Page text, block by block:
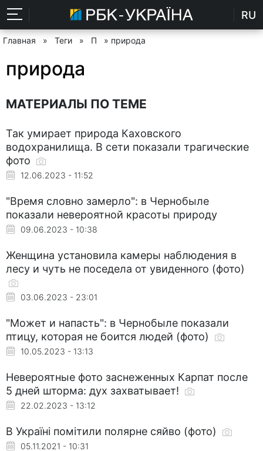
RU
Главная » Теги » П » природа
природа
МАТЕРИАЛЫ ПО ТЕМЕ
Так умирает природа Каховского
водохранилища. В сети показали трагические
фото
12.06.2023 - 11:52
"Время словно замерло": в Чернобыле
показали невероятной красоты природу
09.06.2023 - 10:38
Женщина установила камеры наблюдения в
лесу и чуть не поседела от увиденного (фото)
03.06.2023 - 23:01
"Может и напасть": в Чернобыле показали
птицу, которая не боится людей (фото)
10.05.2023 - 13:13
Невероятные фото заснеженных Карпат после
5 дней шторма: дух захватывает!
22.02.2023 - 13:12
В Україні помітили полярне сяйво (фото)
05.11.2021 - 10:31